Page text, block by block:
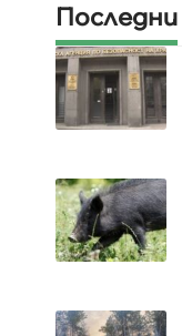
Последни